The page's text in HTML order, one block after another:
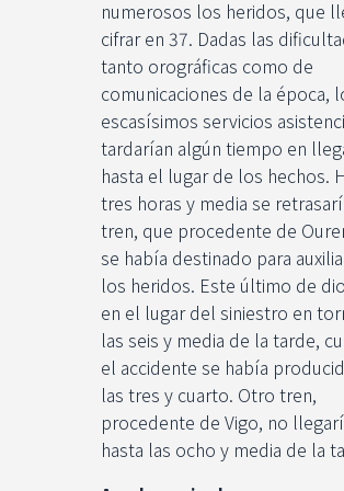
numerosos los heridos, que
cifrar en 37. Dadas las
tanto orográficas como de
comunicaciones de la época,
escasísimos servicios
tardarían algún tiempo en
hasta el lugar de los hechos.
tres horas y media se
tren, que procedente de
se había destinado para
los heridos. Este último de
en el lugar del siniestro en
las seis y media de la tarde,
el accidente se había
las tres y cuarto. Otro tren,
procedente de Vigo, no
hasta las ocho y media de la